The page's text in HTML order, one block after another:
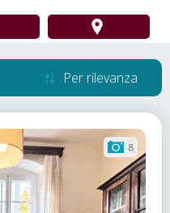
Per rilevanza
8